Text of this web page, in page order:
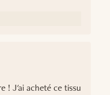
! J'ai acheté ce tissu